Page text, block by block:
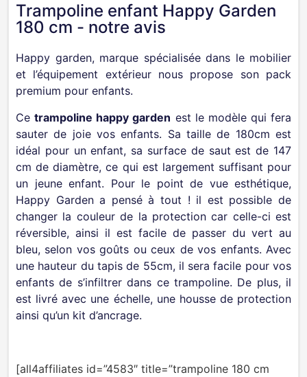
Trampoline enfant Happy Garden
180 cm - notre avis
Happy garden, marque spécialisée dans le mobilier
et l’équipement extérieur nous propose son pack
premium pour enfants.
Cetrampoline happy garden est le modèle qui fera
sauter de joie vos enfants. Sa taille de 180cm est
idéal pour un enfant, sa surface de saut est de 147
cm de diamètre, ce qui est largement suffisant pour
un jeune enfant. Pour le point de vue esthétique,
Happy Garden a penséà tout ! il est possible de
changer la couleur de la protection car celle-ci est
réversible, ainsi il est facile de passer du vert au
bleu, selon vos goûts ou ceux de vos enfants. Avec
une hauteur du tapis de 55cm, il sera facile pour vos
enfants de s’infiltrer dans ce trampoline. De plus, il
est livré avec une échelle, une housse de protection
ainsi qu’un kit d’ancrage.
[all4affiliates id=”4583″ title=”trampoline 180 cm